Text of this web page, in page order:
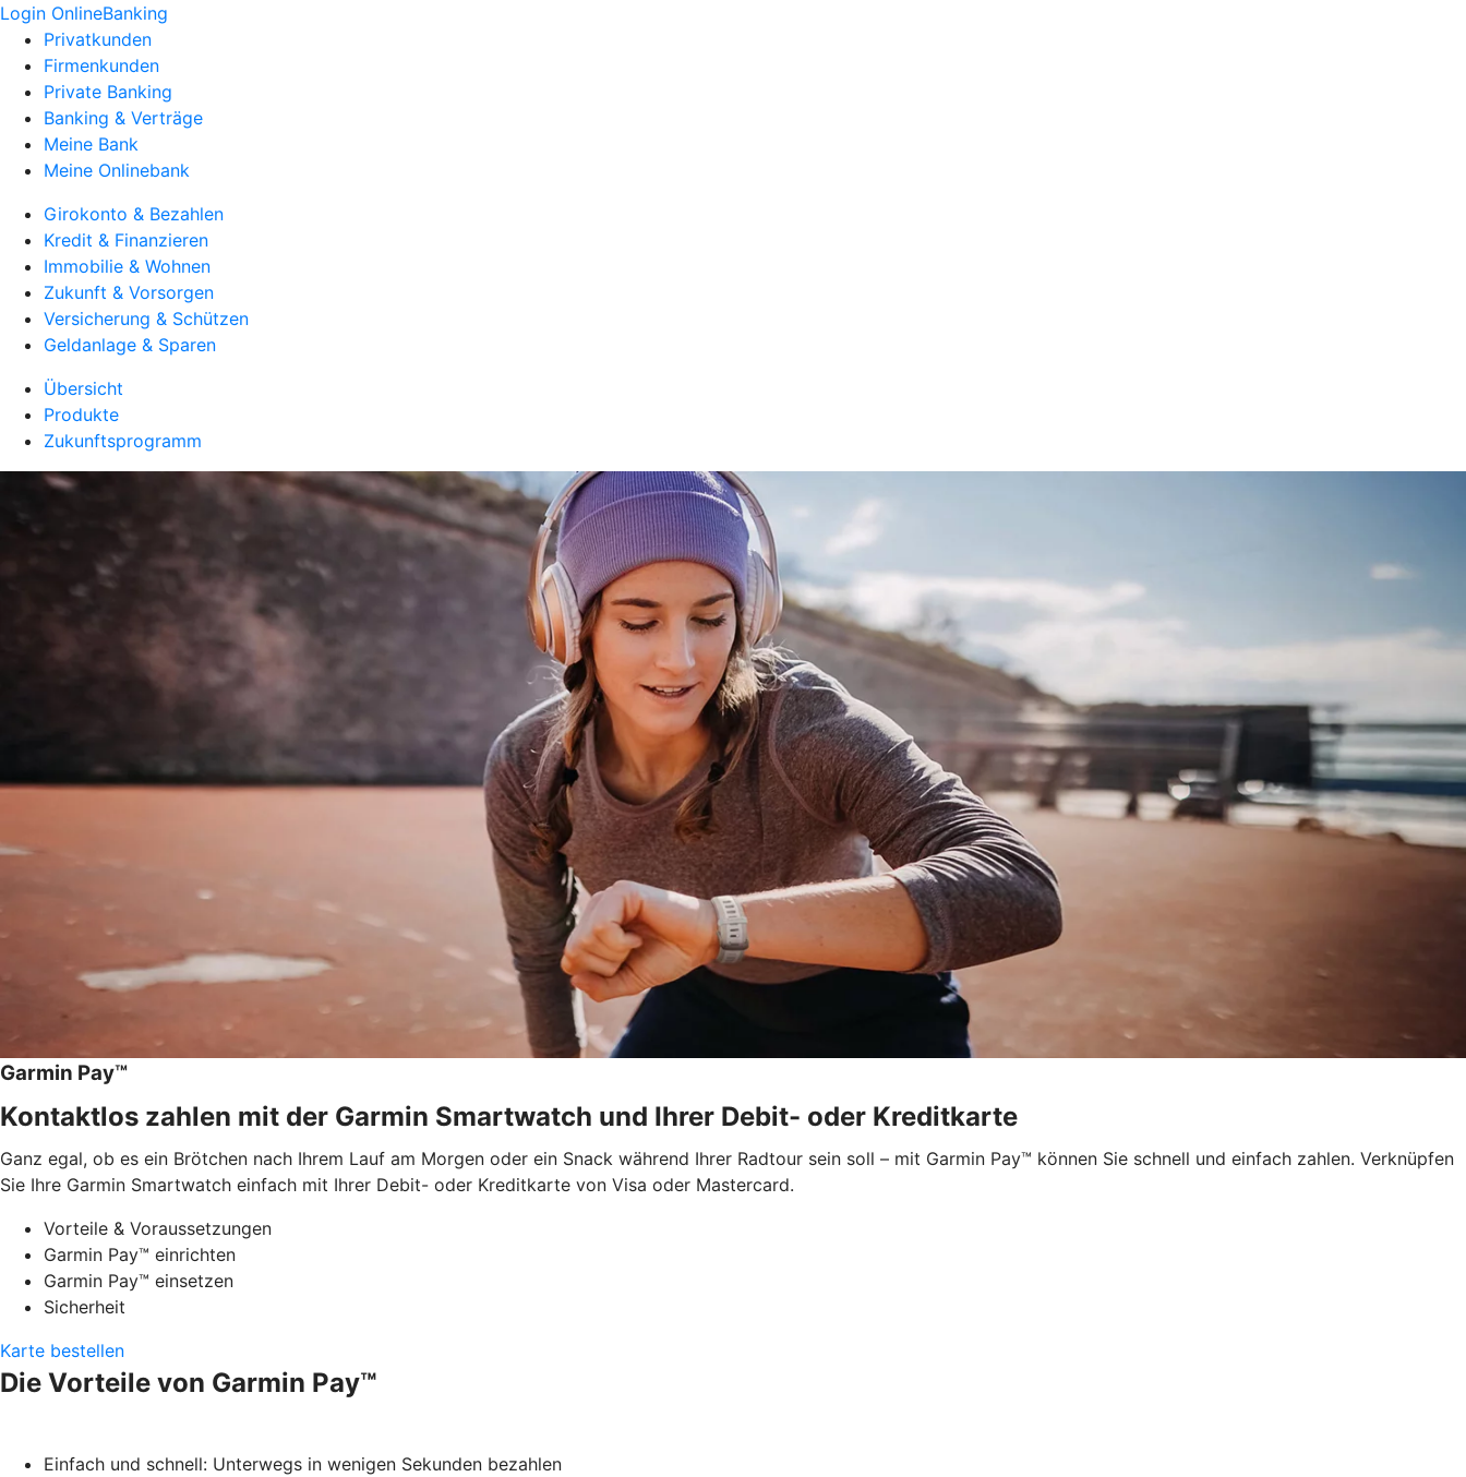
Login OnlineBanking
Privatkunden
Firmenkunden
Private Banking
Banking & Verträge
Meine Bank
Meine Onlinebank
Girokonto & Bezahlen
Kredit & Finanzieren
Immobilie & Wohnen
Zukunft & Vorsorgen
Versicherung & Schützen
Geldanlage & Sparen
Übersicht
Produkte
Zukunftsprogramm
Garmin Pay™
Kontaktlos zahlen mit der Garmin Smartwatch und Ihrer Debit- oder Kreditkarte
Ganz egal, ob es ein Brötchen nach Ihrem Lauf am Morgen oder ein Snack während Ihrer Radtour sein soll – mit Garmin Pay™ können Sie schnell und einfach zahlen. Verknüpfen
Sie Ihre Garmin Smartwatch einfach mit Ihrer Debit- oder Kreditkarte von Visa oder Mastercard.
Vorteile & Voraussetzungen
Garmin Pay™ einrichten
Garmin Pay™ einsetzen
Sicherheit
Karte bestellen
Die Vorteile von Garmin Pay™
Einfach und schnell: Unterwegs in wenigen Sekunden bezahlen